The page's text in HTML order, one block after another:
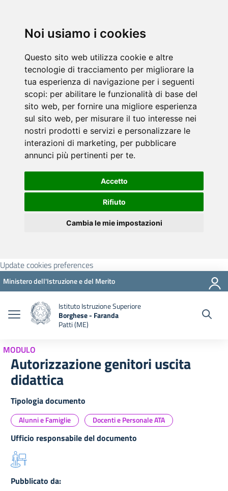
Noi usiamo i cookies
Questo sito web utilizza cookie e altre
tecnologie di tracciamento per migliorare la
tua esperienza di navigazione per i seguenti
scopi: per abilitare le funzionalità di base del
sito web, per fornire una migliore esperienza
sul sito web, per misurare il tuo interesse nei
nostri prodotti e servizi e personalizzare le
interazioni di marketing, per pubblicare
annunci più pertinenti per te.
Accetto
Rifiuto
Cambia le mie impostazioni
Update cookies preferences
Ministero dell'Istruzione e del Merito
Istituto Istruzione Superiore
Borghese - Faranda
Patti (ME)
MODULO
Autorizzazione genitori uscita
didattica
Tipologia documento
Alunni e Famiglie Docenti e Personale ATA
Ufficio responsabile del documento
Pubblicato da: